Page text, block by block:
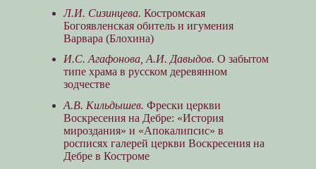
Л.И. Сизинцева. Костромская
Богоявленская обитель и игумения
Варвара (Блохина)
И.С. Агафонова, А.И. Давыдов. О забытом
типе храма в русском деревянном
зодчестве
А.В. Кильдышев. Фрески церкви
Воскресения на Дебре: «История
мироздания» и «Апокалипсис» в
росписях галерей церкви Воскресения на
Дебре в Костроме